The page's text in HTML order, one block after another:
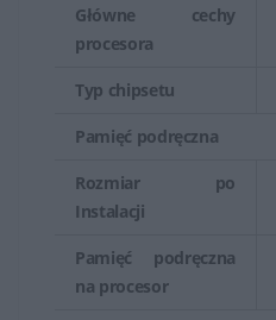
Główne cechy
procesora
Typ chipsetu
Pamięć podręczna
Rozmiar po
Instalacji
Pamięć podręczna
na procesor